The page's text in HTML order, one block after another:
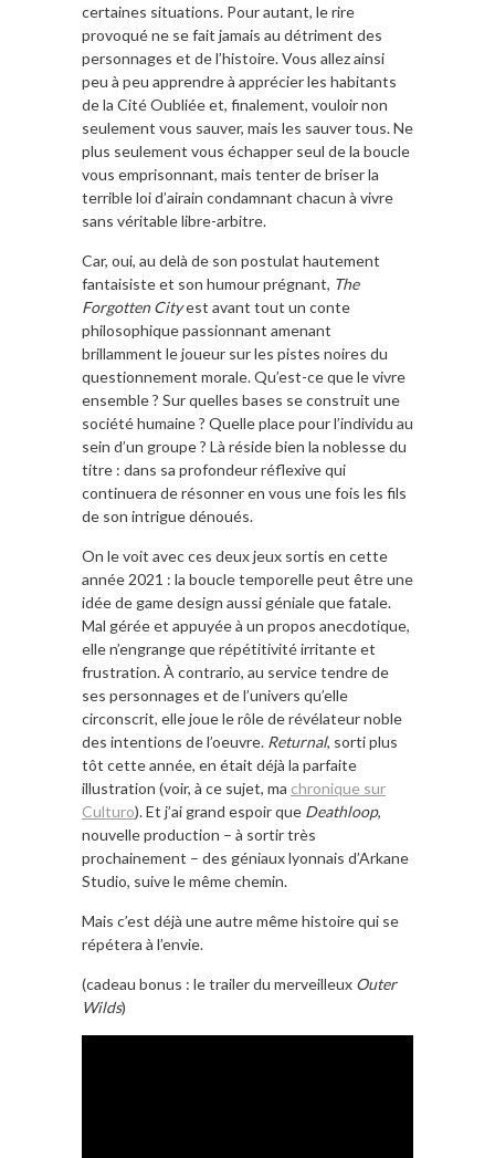
certaines situations. Pour autant, le rire
provoqué ne se fait jamais au détriment des
personnages et de l’histoire. Vous allez ainsi
peu à peu apprendre à apprécier les habitants
de la Cité Oubliée et, finalement, vouloir non
seulement vous sauver, mais les sauver tous. Ne
plus seulement vous échapper seul de la boucle
vous emprisonnant, mais tenter de briser la
terrible loi d’airain condamnant chacun à vivre
sans véritable libre-arbitre.
Car, oui, au delà de son postulat hautement
fantaisiste et son humour prégnant, The
Forgotten Cityest avant tout un conte
philosophique passionnant amenant
brillamment le joueur sur les pistes noires du
questionnement morale. Qu’est-ce que le vivre
ensemble ? Sur quelles bases se construit une
société humaine ? Quelle place pour l’individu au
sein d’un groupe ? Là réside bien la noblesse du
titre : dans sa profondeur réflexive qui
continuera de résonner en vous une fois les fils
de son intrigue dénoués.
On le voit avec ces deux jeux sortis en cette
année 2021 : la boucle temporelle peut être une
idée de game design aussi géniale que fatale.
Mal gérée et appuyée à un propos anecdotique,
elle n’engrange que répétitivité irritante et
frustration. À contrario, au service tendre de
ses personnages et de l’univers qu’elle
circonscrit, elle joue le rôle de révélateur noble
des intentions de l’oeuvre. Returnal, sorti plus
tôt cette année, en était déjà la parfaite
illustration (voir, à ce sujet, ma chronique sur
Culturo). Et j’ai grand espoir que Deathloop,
nouvelle production – à sortir très
prochainement – des géniaux lyonnais d’Arkane
Studio, suive le même chemin.
Mais c’est déjà une autre même histoire qui se
répétera à l’envie.
(cadeau bonus : le trailer du merveilleux Outer
Wilds)